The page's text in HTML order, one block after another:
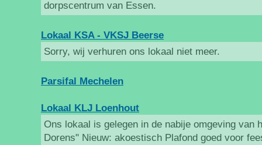
dorpscentrum van Essen.
Lokaal KSA - VKSJ Beerse
Sorry, wij verhuren ons lokaal niet meer.
Parsifal Mechelen
Lokaal KLJ Loenhout
Ons lokaal is gelegen in de nabije omgeving van
Dorens" Nieuw: akoestisch Plafond goed voor